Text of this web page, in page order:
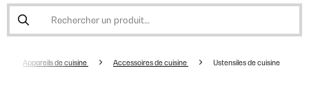
Appareils de cuisine Accessoires de cuisine Ustensiles de cuisine